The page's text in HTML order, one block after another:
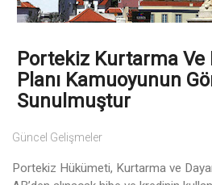
Portekiz Kurtarma Ve
Planı Kamuoyunun
Sunulmuştur
Güncel Gelişmeler
Portekiz Hükümeti, Kurtarma ve